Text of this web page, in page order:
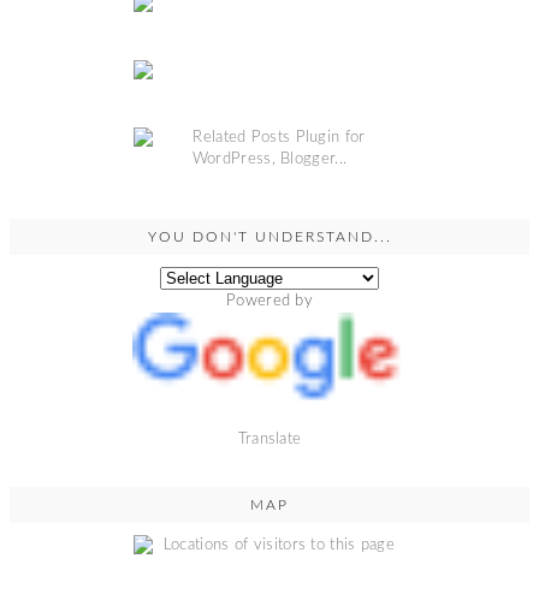
YOU DON'T UNDERSTAND...
Powered by
Translate
MAP